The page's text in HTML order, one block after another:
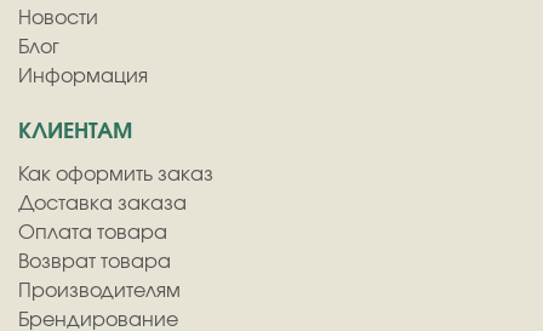
Новости
Блог
Информация
КЛИЕНТАМ
Как оформить заказ
Доставка заказа
Оплата товара
Возврат товара
Производителям
Брендирование